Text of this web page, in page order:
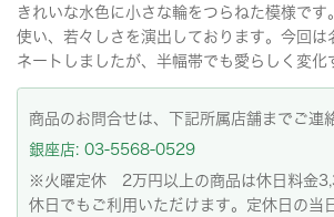
きれいな水色に小さな輪をつらねた模様です
使い、若々しさを演出しております。今回は
ネートしましたが、半幅帯でも愛らしく変化
商品のお問合せは、下記所属店舗までご連
銀座店: 03-5568-0529
※火曜定休 2万円以上の商品は休日料金
休日でもご利用いただけます。定休日の当